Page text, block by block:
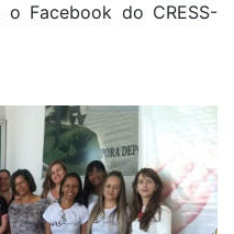
Facebook do CRESS-